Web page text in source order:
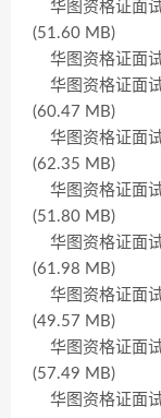
华图资格证面
(51.60 MB)
华图资格证面
华图资格证面
(60.47 MB)
华图资格证面
(62.35 MB)
华图资格证面
(51.80 MB)
华图资格证面
(61.98 MB)
华图资格证面
(49.57 MB)
华图资格证面
(57.49 MB)
华图资格证面